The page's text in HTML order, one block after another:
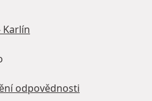
Karlín
odpovědnosti